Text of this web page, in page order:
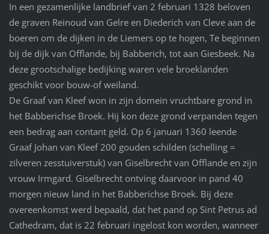
In een gezamenlijke landbrief van 2 februari 1328 beloven
de graven Reinoud van Gelre en Diederich van Cleve aan de
boeren om de dijken in de Liemers op te hogen, Te beginnen
bij de dijk van Offlande, bij Babberich, tot aan Giesbeek. Na
deze grootschalige bedijking waren vele broeklanden
geschikt voor bouw-of weiland.
De Graaf van Kleef won in zijn domein vruchtbare grond in
het Babberichse Broek. Hij kon deze grond verpanden tegen
een bedrag aan contant geld. Op 6 januari 1360 leende
Graaf Johan van Kleef 200 gouden schilden (schelling =
zilveren zesstuiverstuk) van Giselbrecht van Offlande en zijn
vrouw Irmgard. Giselbrecht ontving daarvoor in pand 40
morgen nieuw land in het Babberichse Broek. Bij deze
overeenkomst werd bepaald, dat het pand op Sint Petrus ad
Cathedram, dat is 22 februari ingelost kon worden, wanneer